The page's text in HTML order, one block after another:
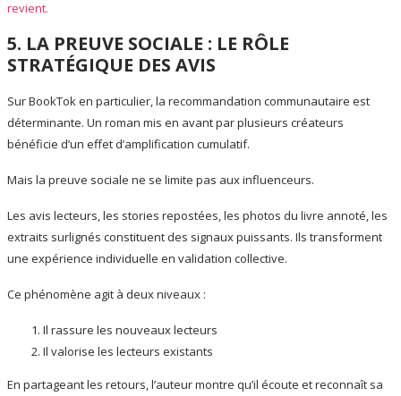
revient.
5. LA PREUVE SOCIALE : LE RÔLE
STRATÉGIQUE DES AVIS
Sur BookTok en particulier, la recommandation communautaire est
déterminante. Un roman mis en avant par plusieurs créateurs
bénéficie d’un effet d’amplification cumulatif.
Mais la preuve sociale ne se limite pas aux influenceurs.
Les avis lecteurs, les stories repostées, les photos du livre annoté, les
extraits surlignés constituent des signaux puissants. Ils transforment
une expérience individuelle en validation collective.
Ce phénomène agit à deux niveaux :
Il rassure les nouveaux lecteurs
Il valorise les lecteurs existants
En partageant les retours, l’auteur montre qu’il écoute et reconnaît sa